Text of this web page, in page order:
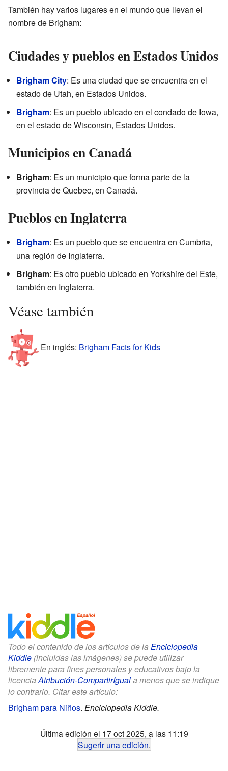
También hay varios lugares en el mundo que llevan el
nombre de Brigham:
Ciudades y pueblos en Estados Unidos
Brigham City: Es una ciudad que se encuentra en el
estado de Utah, en Estados Unidos.
Brigham: Es un pueblo ubicado en el condado de Iowa,
en el estado de Wisconsin, Estados Unidos.
Municipios en Canadá
Brigham: Es un municipio que forma parte de la
provincia de Quebec, en Canadá.
Pueblos en Inglaterra
Brigham: Es un pueblo que se encuentra en Cumbria,
una región de Inglaterra.
Brigham: Es otro pueblo ubicado en Yorkshire del Este,
también en Inglaterra.
Véase también
En inglés: Brigham Facts for Kids
Todo el contenido de los artículos de la Enciclopedia
Kiddle (incluidas las imágenes) se puede utilizar
libremente para fines personales y educativos bajo la
licenciaAtribución-CompartirIguala menos que se indique
lo contrario. Citar este artículo:
Brigham para Niños. Enciclopedia Kiddle.
Última edición el 17 oct 2025, a las 11:19
Sugerir una edición.